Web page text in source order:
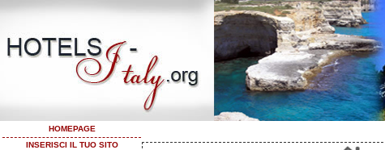
HOMEPAGE
INSERISCI IL TUO SITO